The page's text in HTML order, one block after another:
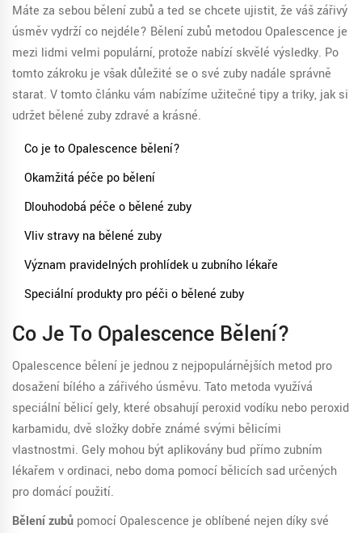
Máte za sebou bělení zubů a teď se chcete ujistit, že váš zářivý
úsměv vydrží co nejdéle? Bělení zubů metodou Opalescence je
mezi lidmi velmi populární, protože nabízí skvělé výsledky. Po
tomto zákroku je však důležité se o své zuby nadále správně
starat. V tomto článku vám nabízíme užitečné tipy a triky, jak si
udržet bělené zuby zdravé a krásné.
Co je to Opalescence bělení?
Okamžitá péče po bělení
Dlouhodobá péče o bělené zuby
Vliv stravy na bělené zuby
Význam pravidelných prohlídek u zubního lékaře
Speciální produkty pro péči o bělené zuby
Co Je To Opalescence Bělení?
Opalescence bělení je jednou z nejpopulárnějších metod pro
dosažení bílého a zářivého úsměvu. Tato metoda využívá
speciální bělicí gely, které obsahují peroxid vodíku nebo peroxid
karbamidu, dvě složky dobře známé svými bělicími
vlastnostmi. Gely mohou být aplikovány buď přímo zubním
lékařem v ordinaci, nebo doma pomocí bělicích sad určených
pro domácí použití.
Bělení zubů pomocí Opalescence je oblíbené nejen díky své